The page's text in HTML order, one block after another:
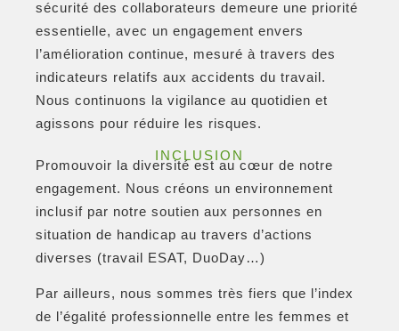
sécurité des collaborateurs demeure une priorité
essentielle, avec un engagement envers
l’amélioration continue, mesuré à travers des
indicateurs relatifs aux accidents du travail.
Nous continuons la vigilance au quotidien et
agissons pour réduire les risques.
INCLUSION
Promouvoir la diversité est au cœur de notre
engagement. Nous créons un environnement
inclusif par notre soutien aux personnes en
situation de handicap au travers d’actions
diverses (travail ESAT, DuoDay…)
Par ailleurs, nous sommes très fiers que l’index
de l’égalité professionnelle entre les femmes et